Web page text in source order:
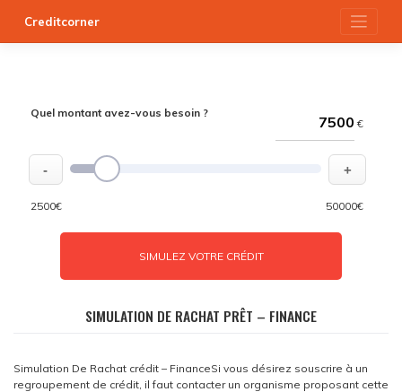
content
Creditcorner
Quel montant avez-vous besoin ?
€
- +
2500€ 50000€
SIMULEZ VOTRE CRÉDIT
SIMULATION DE RACHAT PRÊT – FINANCE
Simulation De Rachat crédit – FinanceSi vous désirez souscrire à un
regroupement de crédit, il faut contacter un organisme proposant cette